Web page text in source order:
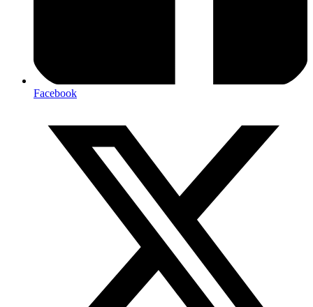
Facebook